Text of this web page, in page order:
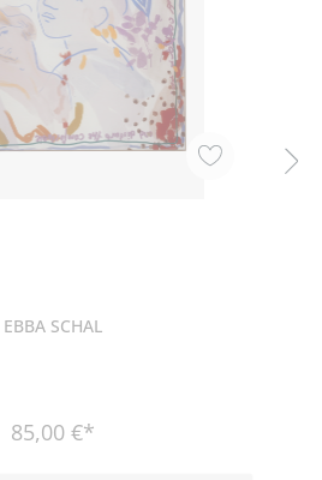
EBBA SCHAL
85,00 €*